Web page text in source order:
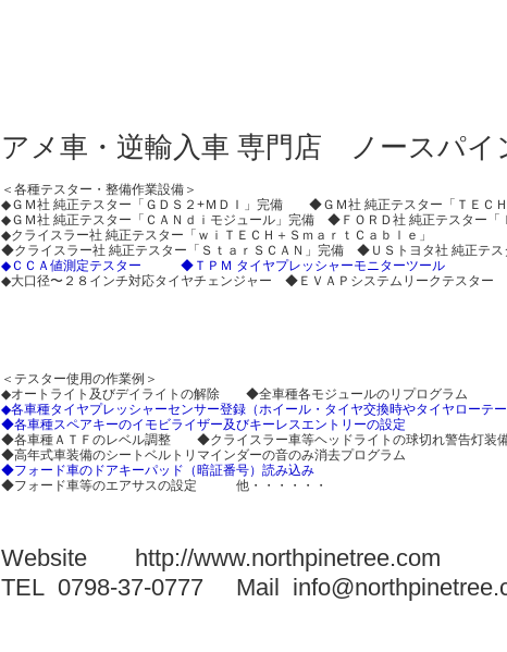
アメ車・逆輸入車 専門店 ノースパイ
＜各種テスター・整備作業設備＞
◆ＧＭ社 純正テスター「ＧＤＳ２+ＭＤＩ」完備 ◆ＧＭ社 純正テスター「ＴＥＣ
◆ＧＭ社 純正テスター「ＣＡＮｄｉモジュール」完備 ◆ＦＯＲＤ社 純正テスター「
◆クライスラー社 純正テスター「ｗｉＴＥＣＨ＋ＳｍａｒｔＣａｂｌｅ」
◆クライスラー社 純正テスター「ＳｔａｒＳＣＡＮ」完備 ◆ＵＳトヨタ社 純正テス
◆ＣＣＡ値測定テスター
◆ＴＰＭ タイヤプレッシャーモニターツール
◆大口径〜２８インチ対応タイヤチェンジャー ◆ＥＶＡＰシステムリークテスター
＜テスター使用の作業例＞
◆オートライト及びデイライトの解除 ◆全車種各モジュールのリプログラム
◆各車種タイヤプレッシャーセンサー登録（ホイール・タイヤ交換時やタイヤローテ
◆各車種スペアキーのイモビライザー及びキーレスエントリーの設定
◆各車種ＡＴＦのレベル調整 ◆クライスラー車等ヘッドライトの球切れ警告灯装
◆高年式車装備のシートベルトリマインダーの音のみ消去プログラム
◆フォード車のドアキーパッド（暗証番号）読み込み
◆フォード車等のエアサスの設定 他・・・・・・
Website http://www.northpinetree.com
TEL 0798-37-0777 Mail